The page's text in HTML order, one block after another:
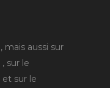
, mais aussi sur
, sur le
et sur le